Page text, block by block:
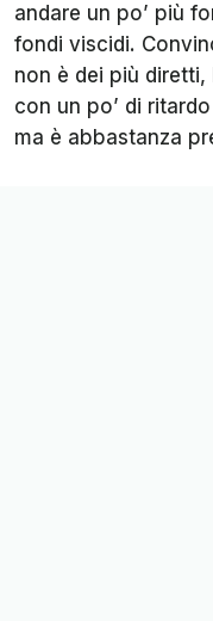
andare un po’ più
fondi viscidi.
non è dei più
con un po’ di
ma è abbastanza